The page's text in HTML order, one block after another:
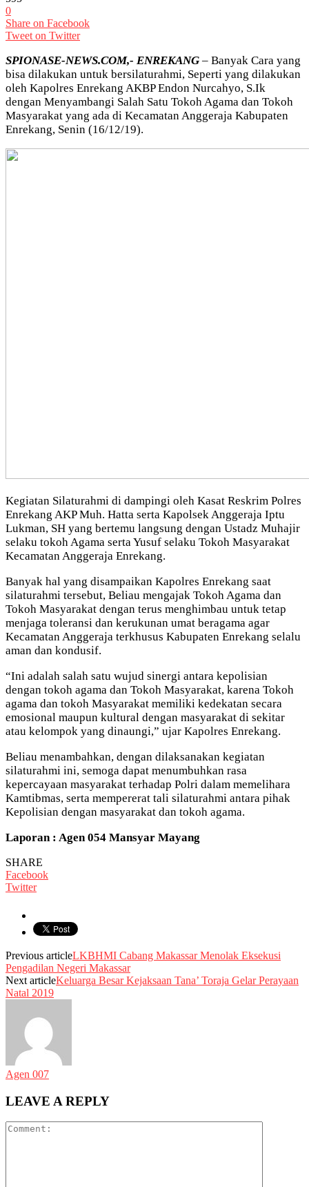
0
Share on Facebook
Tweet on Twitter
SPIONASE-NEWS.COM,- ENREKANG – Banyak Cara yang
bisa dilakukan untuk bersilaturahmi, Seperti yang dilakukan
oleh Kapolres Enrekang AKBP Endon Nurcahyo, S.Ik
dengan Menyambangi Salah Satu Tokoh Agama dan Tokoh
Masyarakat yang ada di Kecamatan Anggeraja Kabupaten
Enrekang, Senin (16/12/19).
Kegiatan Silaturahmi di dampingi oleh Kasat Reskrim Polres
Enrekang AKP Muh. Hatta serta Kapolsek Anggeraja Iptu
Lukman, SH yang bertemu langsung dengan Ustadz Muhajir
selaku tokoh Agama serta Yusuf selaku Tokoh Masyarakat
Kecamatan Anggeraja Enrekang.
Banyak hal yang disampaikan Kapolres Enrekang saat
silaturahmi tersebut, Beliau mengajak Tokoh Agama dan
Tokoh Masyarakat dengan terus menghimbau untuk tetap
menjaga toleransi dan kerukunan umat beragama agar
Kecamatan Anggeraja terkhusus Kabupaten Enrekang selalu
aman dan kondusif.
“Ini adalah salah satu wujud sinergi antara kepolisian
dengan tokoh agama dan Tokoh Masyarakat, karena Tokoh
agama dan tokoh Masyarakat memiliki kedekatan secara
emosional maupun kultural dengan masyarakat di sekitar
atau kelompok yang dinaungi,” ujar Kapolres Enrekang.
Beliau menambahkan, dengan dilaksanakan kegiatan
silaturahmi ini, semoga dapat menumbuhkan rasa
kepercayaan masyarakat terhadap Polri dalam memelihara
Kamtibmas, serta mempererat tali silaturahmi antara pihak
Kepolisian dengan masyarakat dan tokoh agama.
Laporan : Agen 054 Mansyar Mayang
SHARE
Facebook
Twitter
Previous articleLKBHMI Cabang Makassar Menolak Eksekusi
Pengadilan Negeri Makassar
Next articleKeluarga Besar Kejaksaan Tana’ Toraja Gelar Perayaan
Natal 2019
Agen 007
LEAVE A REPLY